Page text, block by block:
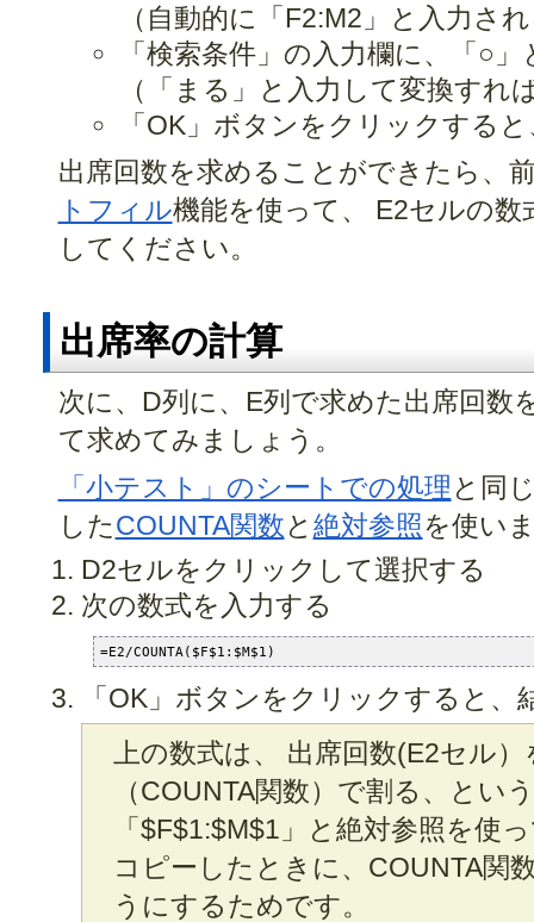
（自動的に「F2:M2」と入力さ
「検索条件」の入力欄に、「○
（「まる」と入力して変換すれ
「OK」ボタンをクリックする
出席回数を求めることができたら、
トフィル機能を使って、 E2セルの
してください。
出席率の計算
次に、D列に、E列で求めた出席回数
て求めてみましょう。
「小テスト」のシートでの処理 と同
したCOUNTA関数と 絶対参照を使い
D2セルをクリックして選択する
次の数式を入力する
=E2/COUNTA($F$1:$M$1)
「OK」ボタンをクリックすると、
上の数式は、 出席回数(E2セル
（COUNTA関数）で割る、とい
「$F$1:$M$1」と絶対参照を使
コピーしたときに、COUNTA関
うにするためです。